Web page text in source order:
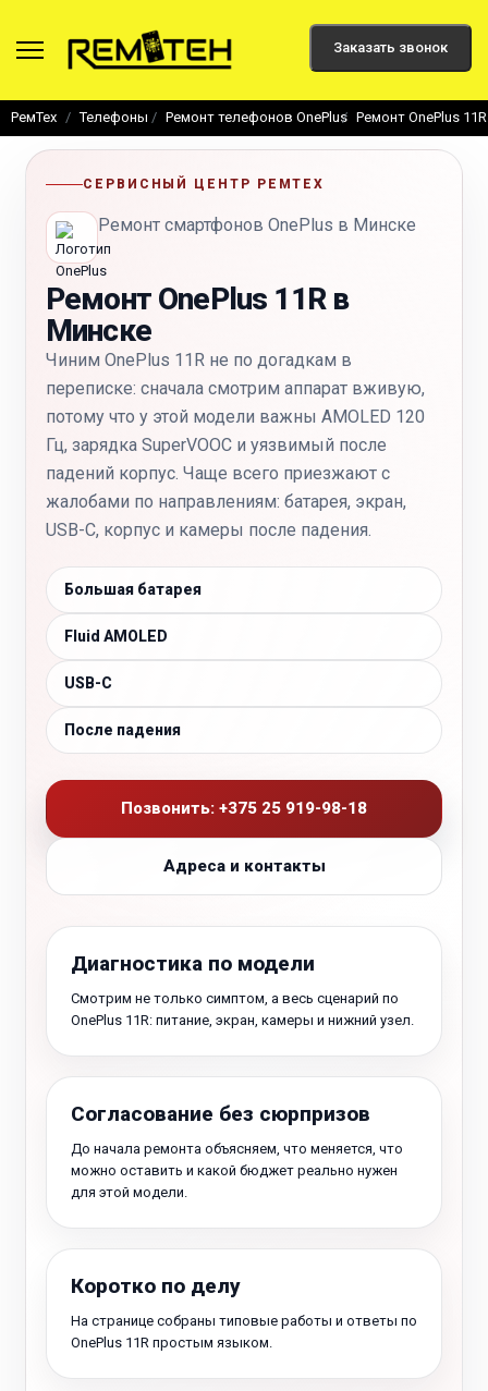
Заказать звонок
РемТех Телефоны Ремонт телефонов OnePlus Ремонт OnePlus 11R
СЕРВИСНЫЙ ЦЕНТР РЕМТЕХ
Ремонт смартфонов OnePlus в Минске
Ремонт OnePlus 11R в
Минске
Чиним OnePlus 11R не по догадкам в
переписке: сначала смотрим аппарат вживую,
потому что у этой модели важны AMOLED 120
Гц, зарядка SuperVOOC и уязвимый после
падений корпус. Чаще всего приезжают с
жалобами по направлениям: батарея, экран,
USB-C, корпус и камеры после падения.
Большая батарея
Fluid AMOLED
USB-C
После падения
Позвонить: +375 25 919-98-18
Адреса и контакты
Диагностика по модели
Смотрим не только симптом, а весь сценарий по
OnePlus 11R: питание, экран, камеры и нижний узел.
Согласование без сюрпризов
До начала ремонта объясняем, что меняется, что
можно оставить и какой бюджет реально нужен
для этой модели.
Коротко по делу
На странице собраны типовые работы и ответы по
OnePlus 11R простым языком.